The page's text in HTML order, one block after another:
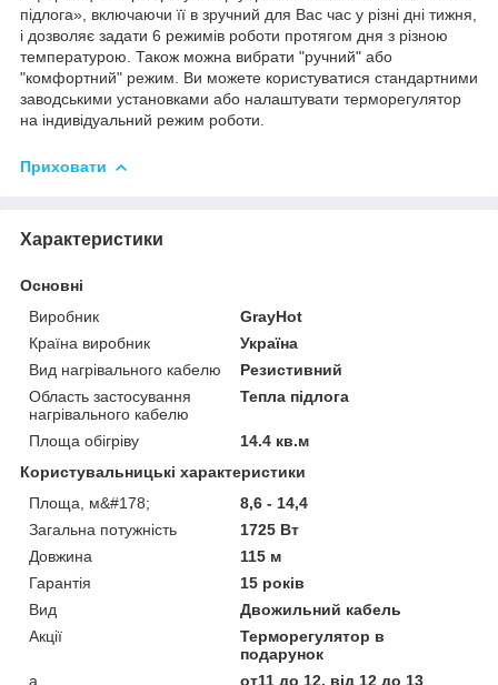
підлога», включаючи її в зручний для Вас час у різні дні тижня,
і дозволяє задати 6 режимів роботи протягом дня з різною
температурою. Також можна вибрати "ручний" або
"комфортний" режим. Ви можете користуватися стандартними
заводськими установками або налаштувати терморегулятор
на індивідуальний режим роботи.
Приховати
Характеристики
Основні
Виробник
GrayHot
Країна виробник
Україна
Вид нагрівального кабелю
Резистивний
Область застосування
нагрівального кабелю
Тепла підлога
Площа обігріву
14.4 кв.м
Користувальницькі характеристики
Площа, м&#178;
8,6 - 14,4
Загальна потужність
1725 Вт
Довжина
115 м
Гарантія
15 років
Вид
Двожильний кабель
Акції
Терморегулятор в
подарунок
а
от11 до 12, від 12 до 13